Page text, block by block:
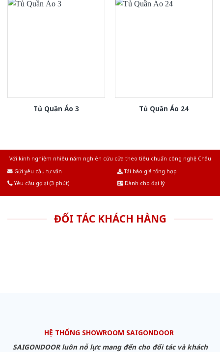
Tủ Quần Áo 3 Tủ Quần Áo 24
Với kinh nghiệm nhiêu năm nghiên cứu cửa theo tiêu chuẩn công nghệ Châu
Gửi yêu cầu tư vấn
Tải báo giá tổng hợp
Yêu cầu gọi lại (3 phút)
Dành cho đại lý
ĐỐI TÁC KHÁCH HÀNG
HỆ THỐNG SHOWROOM SAIGONDOOR
SAIGONDOOR luôn nỗ lực mang đến cho đối tác và khách